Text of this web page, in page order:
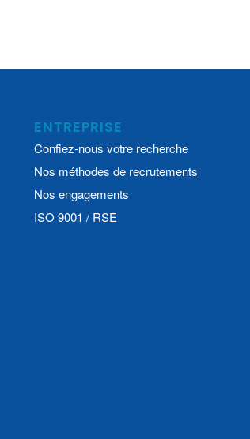
ENTREPRISE
Confiez-nous votre recherche
Nos méthodes de recrutements
Nos engagements
ISO 9001 / RSE